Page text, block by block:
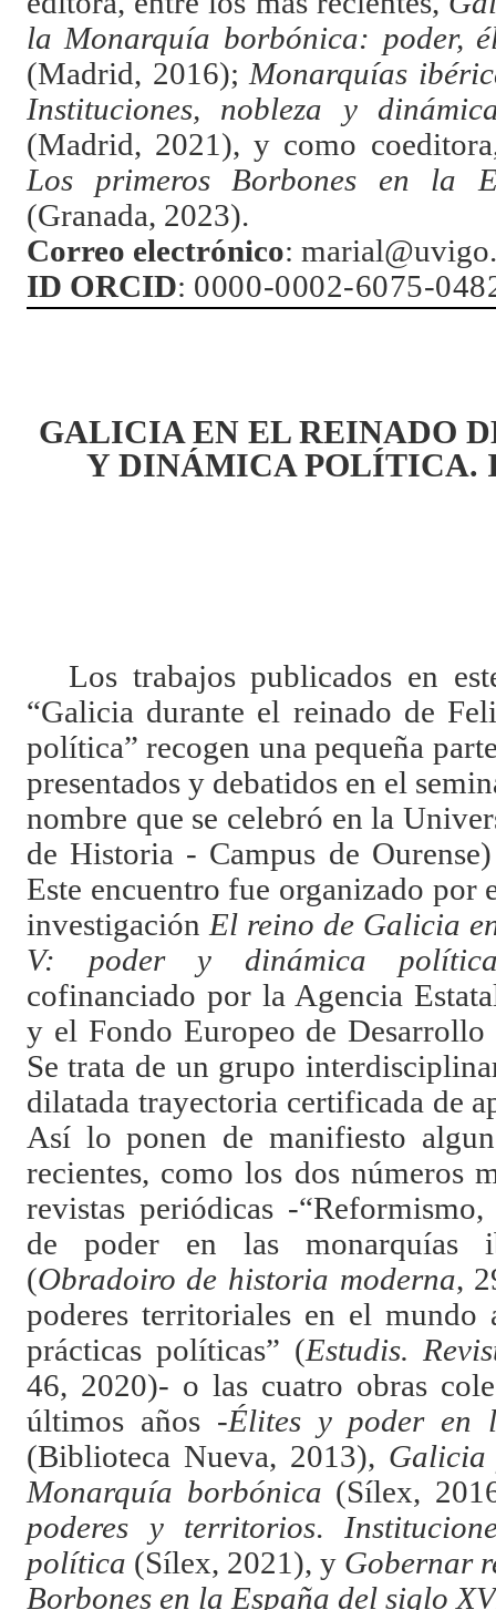
la Monarquía borbónica: poder,
(Madrid, 2016); Monarquías
Instituciones, nobleza y
(Madrid, 2021), y como
Los primeros Borbones en la
(Granada, 2023).
Correo electrónico:
ID ORCID: 0000-0002-6075-
GALICIA EN EL REINADO
Y DINÁMICA POLÍTICA.
Los trabajos publicados en
“Galicia durante el reinado de
política” recogen una pequeña
presentados y debatidos en el
nombre que se celebró en la
de Historia - Campus de
Este encuentro fue organizado por
investigación El reino de Galicia
V: poder y dinámica
cofinanciado por la Agencia
y el Fondo Europeo de
Se trata de un grupo
dilatada trayectoria certificada de
Así lo ponen de manifiesto
recientes, como los dos números
revistas periódicas -
de poder en las monarquías
(Obradoiro de historia moderna,
poderes territoriales en el mundo
prácticas políticas” (Estudis.
46, 2020)- o las cuatro obras
últimos años -Élites y poder en
(Biblioteca Nueva, 2013),
Monarquía borbónica (Sílex,
poderes y territorios.
política (Sílex, 2021), y Gobernar
Borbones en la España del siglo